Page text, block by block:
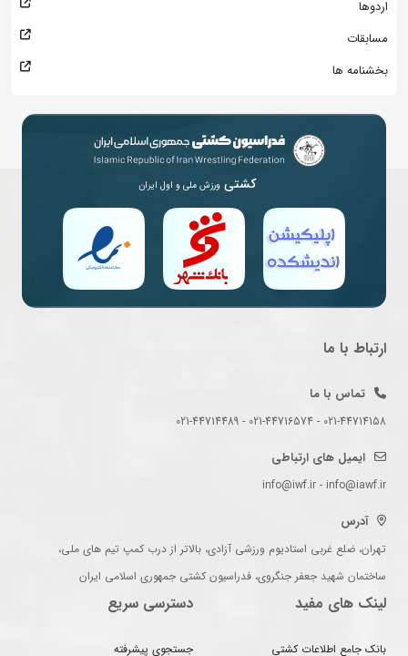
اردوها
مسابقات
بخشنامه ها
کشتی ورزش ملی و اول ایران
ارتباط با ما
تماس با ما
021-44714158 - 021-44716574 - 021-44714489
ایمیل های ارتباطی
info@iwf.ir - info@iawf.ir
آدرس
تهران، ضلع غربی استادیوم ورزشی آزادی، بالاتر از درب کمپ تیم های ملی،
ساختمان شهید جعفر جنگروی، فدراسیون کشتی جمهوری اسلامی ایران
لینک های مفید
بانک جامع اطلاعات کشتی
دسترسی سریع
جستجوی پیشرفته